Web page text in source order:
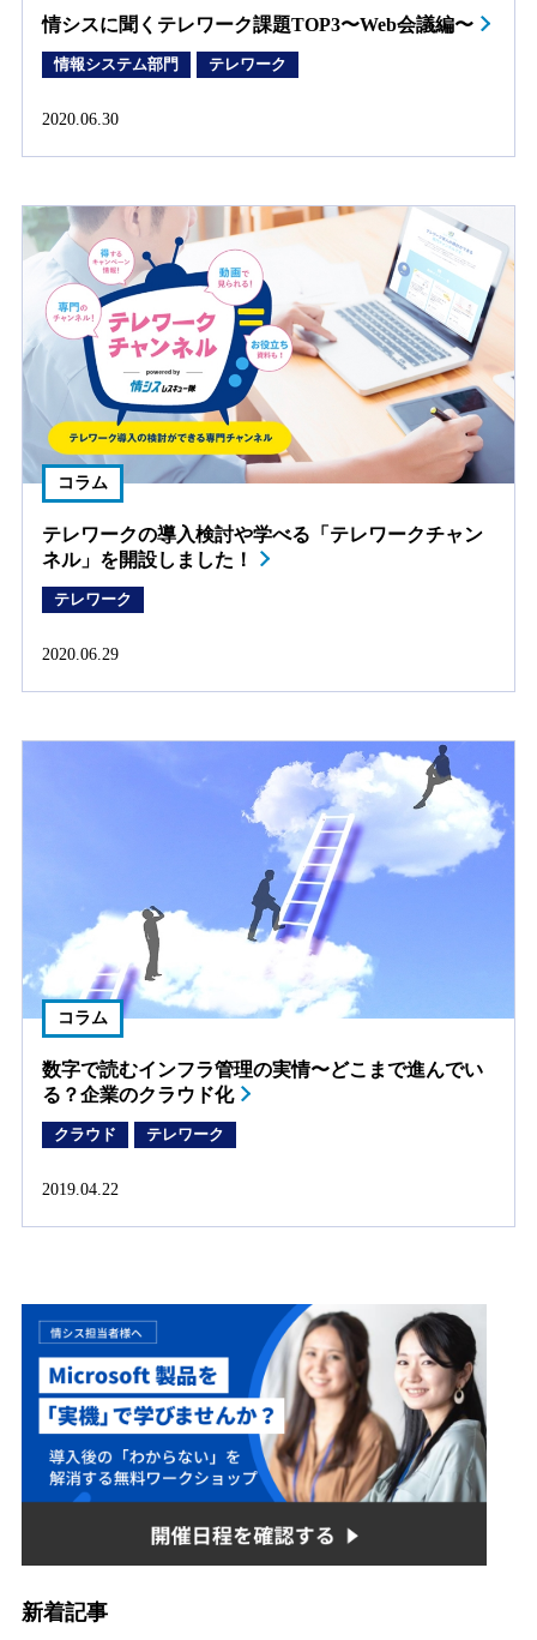
情シスに聞くテレワーク課題TOP3〜Web会議編〜
情報システム部門 テレワーク
2020.06.30
コラム
テレワークの導入検討や学べる「テレワークチャン
ネル」を開設しました！
テレワーク
2020.06.29
コラム
数字で読むインフラ管理の実情〜どこまで進んでい
る？企業のクラウド化
クラウド テレワーク
2019.04.22
新着記事